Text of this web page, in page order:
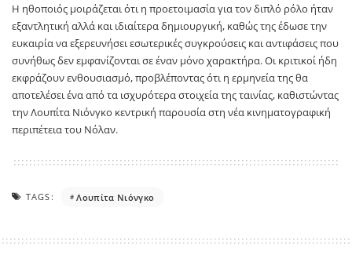
Η ηθοποιός μοιράζεται ότι η προετοιμασία για τον διπλό ρόλο ήταν
εξαντλητική αλλά και ιδιαίτερα δημιουργική, καθώς της έδωσε την
ευκαιρία να εξερευνήσει εσωτερικές συγκρούσεις και αντιφάσεις που
συνήθως δεν εμφανίζονται σε έναν μόνο χαρακτήρα. Οι κριτικοί ήδη
εκφράζουν ενθουσιασμό, προβλέποντας ότι η ερμηνεία της θα
αποτελέσει ένα από τα ισχυρότερα στοιχεία της ταινίας, καθιστώντας
την Λουπίτα Νιόνγκο κεντρική παρουσία στη νέα κινηματογραφική
περιπέτεια του Νόλαν.
TAGS: Λουπίτα Νιόνγκο